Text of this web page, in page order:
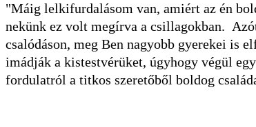
"Máig lelkifurdalásom van, amiért az én
nekünk ez volt megírva a csillagokban.
csalódáson, meg Ben nagyobb gyerekei is
imádják a kistestvérüket, úgyhogy végül
fordulatról a titkos szeretőből boldog